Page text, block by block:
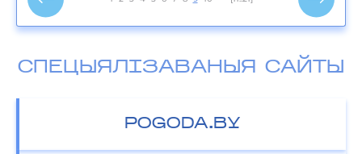
СПЕЦЫЯЛІЗАВАНЫЯ САЙТЫ
POGODA.BY